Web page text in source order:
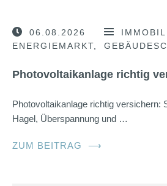
06.08.2026
ENERGIEMARKT
Photovoltaikanlage richtig
Photovoltaikanlage richtig versichern:
Hagel, Überspannung und …
ZUM BEITRAG ⟶